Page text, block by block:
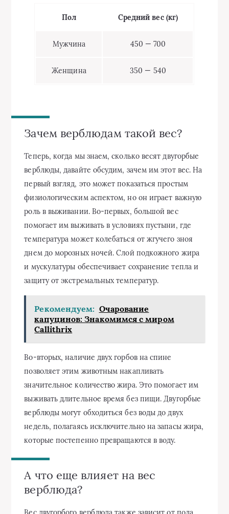
Пол Средний вес (кг)
Мужчина 450 — 700
Женщина 350 — 540
Зачем верблюдам такой вес?
Теперь, когда мы знаем, сколько весят двугорбые
верблюды, давайте обсудим, зачем им этот вес. На
первый взгляд, это может показаться простым
физиологическим аспектом, но он играет важную
роль в выживании. Во-первых, большой вес
помогает им выживать в условиях пустыни, где
температура может колебаться от жгучего зноя
днем до морозных ночей. Слой подкожного жира
и мускулатуры обеспечивает сохранение тепла и
защиту от экстремальных температур.
Рекомендуем: Очарование
капуцинов: Знакомимся с миром
Callithrix
Во-вторых, наличие двух горбов на спине
позволяет этим животным накапливать
значительное количество жира. Это помогает им
выживать длительное время без пищи. Двугорбые
верблюды могут обходиться без воды до двух
недель, полагаясь исключительно на запасы жира,
которые постепенно превращаются в воду.
А что еще влияет на вес
верблюда?